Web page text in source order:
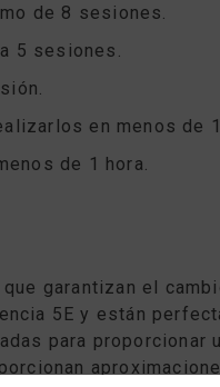
de 8 sesiones.
5 sesiones.
en menos de
de 1 hora.
garantizan el
5E y están
para proporcionar